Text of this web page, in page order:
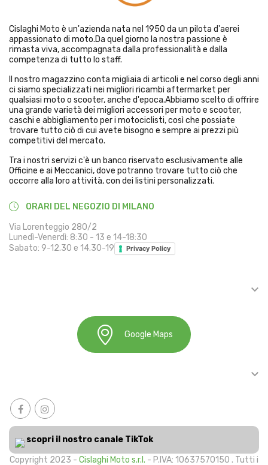
Cislaghi Moto è un'azienda nata nel 1950 da un pilota d'aerei
appassionato di moto.Da quel giorno la nostra passione è
rimasta viva, accompagnata dalla professionalità e dalla
competenza di tutto lo staff.
Il nostro magazzino conta migliaia di articoli e nel corso degli anni
ci siamo specializzati nei migliori ricambi aftermarket per
qualsiasi moto o scooter, anche d'epoca.Abbiamo scelto di offrire
una grande varietà dei migliori accessori per moto e scooter,
caschi e abbigliamento per i motociclisti, così che possiate
trovare tutto ciò di cui avete bisogno e sempre ai prezzi più
competitivi del mercato.
Tra i nostri servizi c'è un banco riservato esclusivamente alle
Officine e ai Meccanici, dove potranno trovare tutto ciò che
occorre alla loro attività, con dei listini personalizzati.
ORARI DEL NEGOZIO DI MILANO
Via Lorenteggio 280/2
Lunedì-Venerdì: 8:30 - 13 e 14-18:30
Sabato: 9-12.30 e 14.30-19
Privacy Policy

Google Maps

scopri il nostro canale TikTok
Copyright 2023 - Cislaghi Moto s.r.l. - P.IVA: 10637570150 . Tutti i